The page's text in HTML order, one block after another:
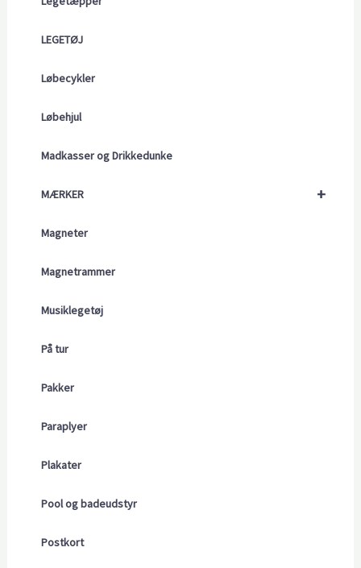
LEGETØJ
Løbecykler
Løbehjul
Madkasser og Drikkedunke
+
MÆRKER
Magneter
Magnetrammer
Musiklegetøj
På tur
Pakker
Paraplyer
Plakater
Pool og badeudstyr
Postkort